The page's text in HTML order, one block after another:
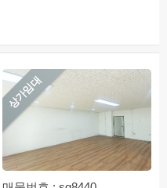
상가임대